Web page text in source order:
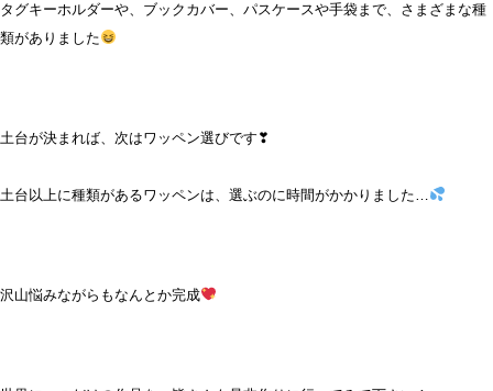
タグキーホルダーや、ブックカバー、パスケースや手袋まで、さまざまな種
類がありました
土台が決まれば、次はワッペン選びです❣
土台以上に種類があるワッペンは、選ぶのに時間がかかりました…
沢山悩みながらもなんとか完成